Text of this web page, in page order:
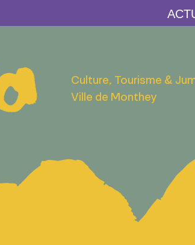
Culture, Tourisme &
Ville de Monthey